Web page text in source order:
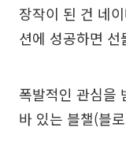
장작이 된 건 네
션에 성공하면
폭발적인 관심을
바 있는 블챌(블